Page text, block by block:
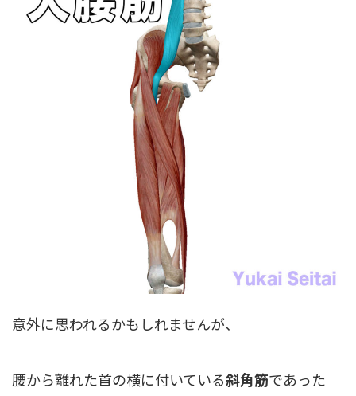
意外に思われるかもしれませんが、
腰から離れた首の横に付いている斜角筋であった